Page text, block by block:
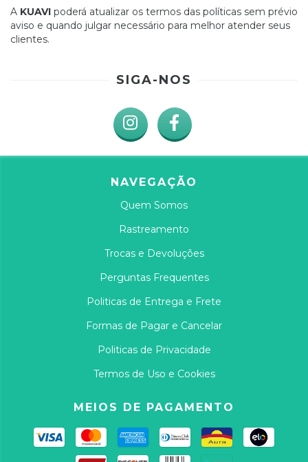
A KUAVI poderá atualizar os termos das políticas sem prévio
aviso e quando julgar necessário para melhor atender seus
clientes.
SIGA-NOS
NAVEGAÇÃO
Quem Somos
Rastreamento
Trocas e Devoluções
Perguntas Frequentes
Politicas de Entrega e Frete
Formas de Pagar e Cancelar
Politicas de Privacidade
Termos de Uso e Cookies
MEIOS DE PAGAMENTO